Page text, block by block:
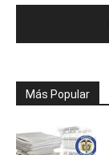
Más Popular